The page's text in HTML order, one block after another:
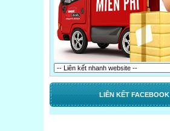
LIÊN KẾT FACEBOOK